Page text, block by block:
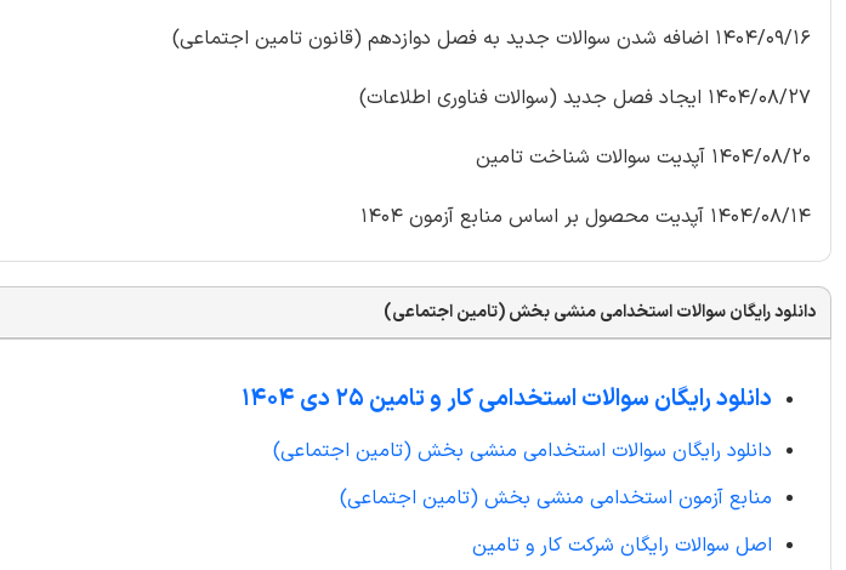
1404/09/16 اضافه شدن سوالات جدید به فصل دوازدهم (قانون تامین اجتماعی)
1404/08/27 ایجاد فصل جدید (سوالات فناوری اطلاعات)
1404/08/20 آپدیت سوالات شناخت تامین
1404/08/14 آپدیت محصول بر اساس منابع آزمون 1404
دانلود رایگان سوالات استخدامی منشی بخش (تامین اجتماعی)
دانلود رایگان سوالات استخدامی کار و تامین 25 دی 1404
دانلود رایگان سوالات استخدامی منشی بخش (تامین اجتماعی)
منابع آزمون استخدامی منشی بخش (تامین اجتماعی)
اصل سوالات رایگان شرکت کار و تامین